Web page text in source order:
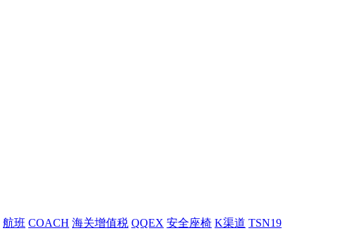
航班 COACH 海关增值税 QQEX 安全座椅 K渠道 TSN19